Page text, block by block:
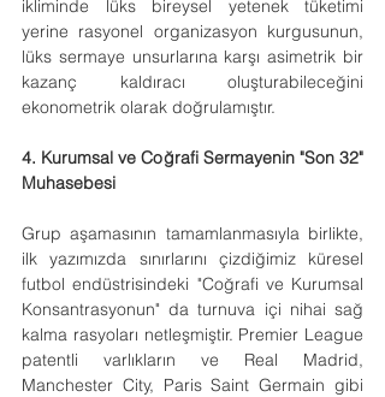
ikliminde lüks bireysel yetenek tüketimi
yerine rasyonel organizasyon kurgusunun,
lüks sermaye unsurlarına karşı asimetrik bir
kazanç kaldıracı oluşturabileceğini
ekonometrik olarak doğrulamıştır.
4. Kurumsal ve Coğrafi Sermayenin "Son 32"
Muhasebesi
Grup aşamasının tamamlanmasıyla birlikte,
ilk yazımızda sınırlarını çizdiğimiz küresel
futbol endüstrisindeki "Coğrafi ve Kurumsal
Konsantrasyonun" da turnuva içi nihai sağ
kalma rasyoları netleşmiştir. Premier League
patentli varlıkların ve Real Madrid,
Manchester City, Paris Saint Germain gibi